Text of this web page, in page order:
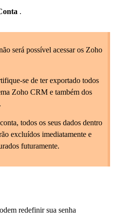
.
será possível acessar os Zoho
se de ter exportado todos
Zoho CRM e também dos
todos os seus dados dentro
excluídos imediatamente e
futuramente.
redefinir sua senha